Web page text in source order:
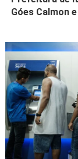
Góes Calmon